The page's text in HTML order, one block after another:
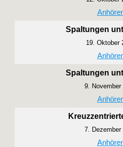
Spaltungen
19. Oktober
Spaltungen
9. November
7. Dezember